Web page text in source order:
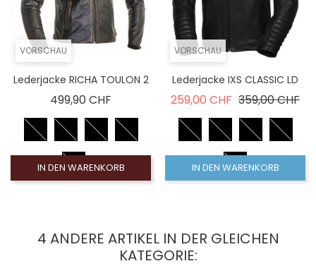
VORSCHAU
Lederjacke RICHA TOULON 2
499,90 CHF
IN DEN WARENKORB
VORSCHAU
Lederjacke IXS CLASSIC LD
259,00 CHF Verkaufspreis
359,00 CHF
IN DEN WARENKORB
4 ANDERE ARTIKEL IN DER GLEICHEN
KATEGORIE: